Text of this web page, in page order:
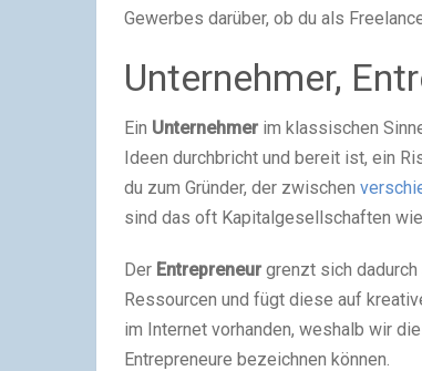
Gewerbes darüber, ob du als
Unternehmer,
Ein Unternehmer im klassischen
Ideen durchbricht und bereit ist, ein
du zum Gründer, der zwischen
sind das oft Kapitalgesellschaften
Der Entrepreneur grenzt sich
Ressourcen und fügt diese auf
im Internet vorhanden, weshalb wir
Entrepreneure bezeichnen können.